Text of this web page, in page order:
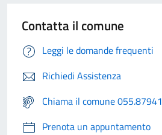
Contatta il comune
Leggi le domande frequenti
Richiedi Assistenza
Chiama il comune 055.87941
Prenota un appuntamento